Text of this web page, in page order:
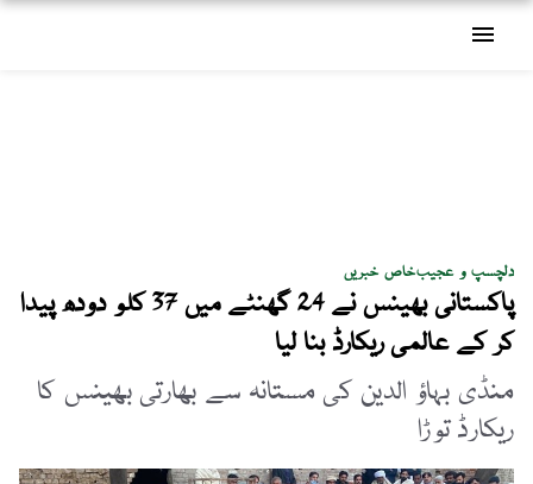
menu
دلچسپ و عجیبخاص خبریں
پاکستانی بھینس نے 24 گھنٹے میں 37 کلو دودھ پیدا
کر کے عالمی ریکارڈ بنا لیا
منڈی بہاؤ الدین کی مستانہ سے بھارتی بھینس کا
ریکارڈ توڑا